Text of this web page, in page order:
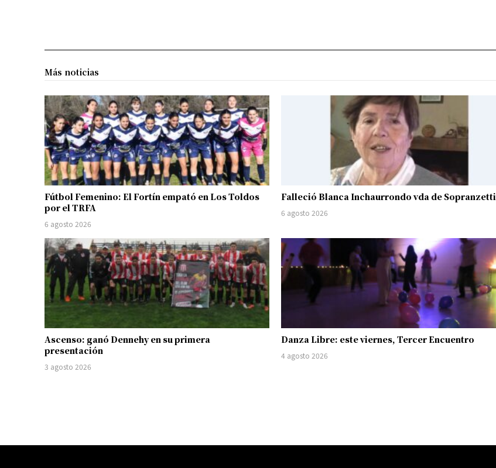
Más noticias
Fútbol Femenino: El Fortín empató en Los Toldos
por el TRFA
6 agosto 2026
Falleció Blanca Inchaurrondo vda de Sopranzetti
6 agosto 2026
Ascenso: ganó Dennehy en su primera
presentación
3 agosto 2026
Danza Libre: este viernes, Tercer Encuentro
4 agosto 2026